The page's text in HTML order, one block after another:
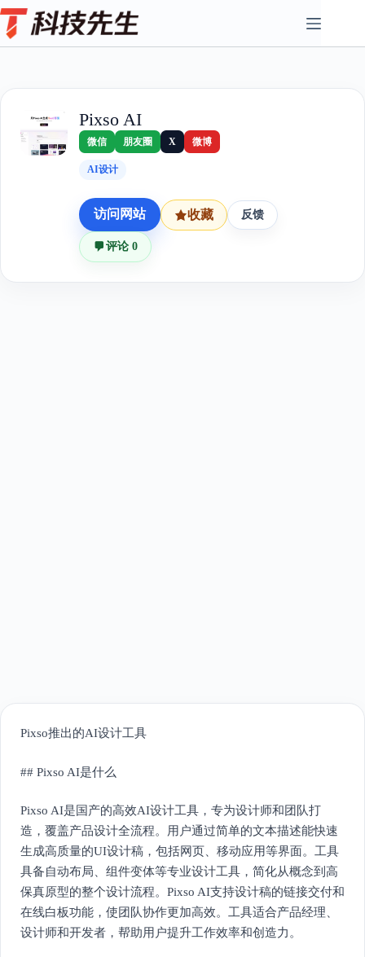
Skip
to
content
Pixso AI
微信 朋友圈 X 微博
AI设计
访问网站 收藏 反馈
评论 0
Pixso推出的AI设计工具
## Pixso AI是什么
Pixso AI是国产的高效AI设计工具，专为设计师和团队打
造，覆盖产品设计全流程。用户通过简单的文本描述能快速
生成高质量的UI设计稿，包括网页、移动应用等界面。工具
具备自动布局、组件变体等专业设计工具，简化从概念到高
保真原型的整个设计流程。Pixso AI支持设计稿的链接交付和
在线白板功能，使团队协作更加高效。工具适合产品经理、
设计师和开发者，帮助用户提升工作效率和创造力。